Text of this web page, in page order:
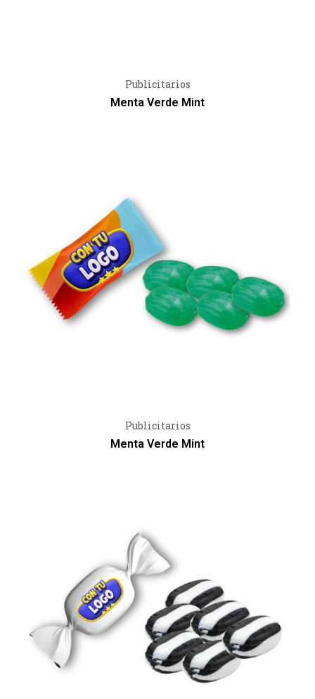
Vista Rápida
Publicitarios
Menta Verde Mint
Vista Rápida
Publicitarios
Menta Verde Mint